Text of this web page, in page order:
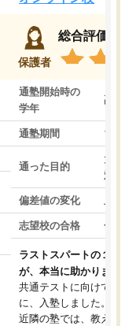
保護者
総合評価
通塾開始時の
学年
高3
通塾期間 1～3
通った目的
大学
対策
偏差値の変化 上が
志望校の合格 合格
ラストスパートの１か月
が、本当に助かりました
共通テストに向けての追
に、入塾しました。田舎
近隣の塾では、教えても